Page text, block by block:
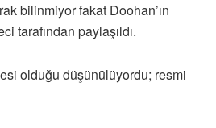
bilinmiyor fakat Doohan’ın
tarafından paylaşıldı.
olduğu düşünülüyordu; resmi